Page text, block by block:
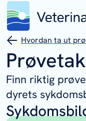
Hvordan ta ut
Finn riktig
dyrets